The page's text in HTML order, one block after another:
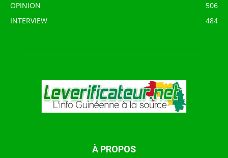
OPINION
506
INTERVIEW
484
À PROPOS